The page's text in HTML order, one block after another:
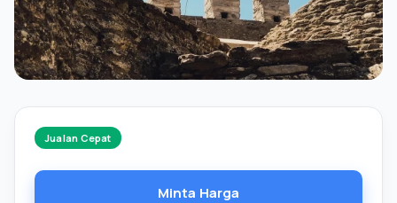
Jualan Cepat
Minta Harga